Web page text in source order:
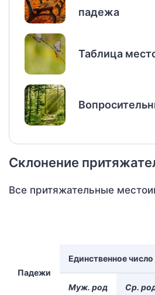
падежа
Таблица
Склонение
Все притяжательные
Падежи
Единственное число
Муж. род
Ср.